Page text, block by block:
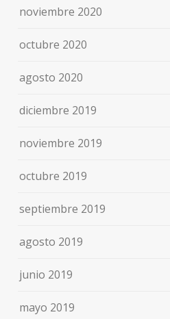
noviembre 2020
octubre 2020
agosto 2020
diciembre 2019
noviembre 2019
octubre 2019
septiembre 2019
agosto 2019
junio 2019
mayo 2019